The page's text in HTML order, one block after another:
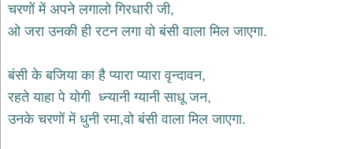
कृष्ण
भजन
krishna
शिव
भजन
bhajans
चरणों में अपने लगालो गिरधारी जी,
ओ जरा उनकी ही रटन लगा वो बंसी वाला मिल जाएगा.
बंसी के बजिया का है प्यारा प्यारा वृन्दावन,
रहते याहा पे योगी ध्न्यानी ग्यानी साधू जन,
उनके चरणों में धुनी रमा,वो बंसी वाला मिल जाएगा.